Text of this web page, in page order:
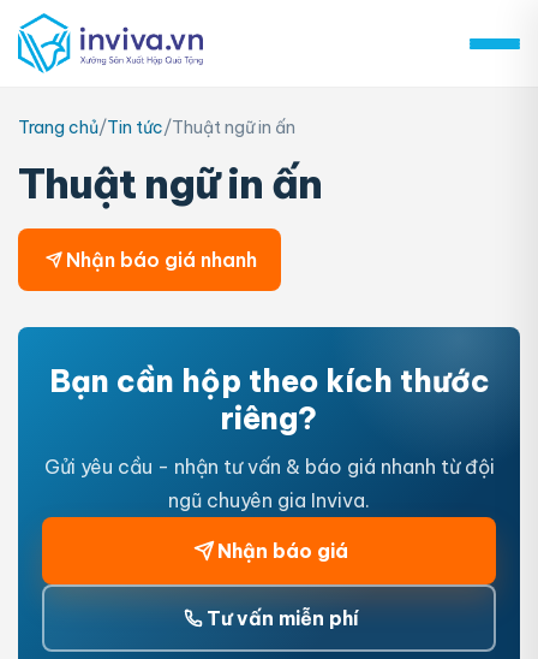
Skip
to
content
Trang chủ/Tin tức/Thuật ngữ in ấn
Thuật ngữ in ấn
Nhận báo giá nhanh
Bạn cần hộp theo kích thước
riêng?
Gửi yêu cầu - nhận tư vấn & báo giá nhanh từ đội
ngũ chuyên gia Inviva.
Nhận báo giá
Tư vấn miễn phí